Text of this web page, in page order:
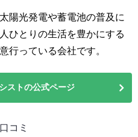
陽光発電や蓄電池の普及に
ひとりの生活を豊かにする
行っている会社です。
ストの公式ページ
コミ